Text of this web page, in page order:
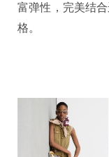
富弹性，完美结
格。